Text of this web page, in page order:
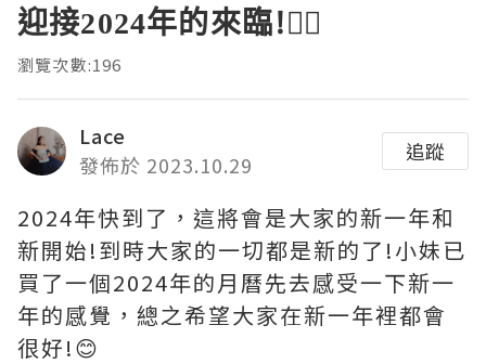
迎接2024年的來臨!🤹‍♂️
瀏覽次數:196
Lace
發佈於 2023.10.29
追蹤
2024年快到了，這將會是大家的新一年和
新開始!到時大家的一切都是新的了!小妹已
買了一個2024年的月曆先去感受一下新一
年的感覺，總之希望大家在新一年裡都會
很好!😊